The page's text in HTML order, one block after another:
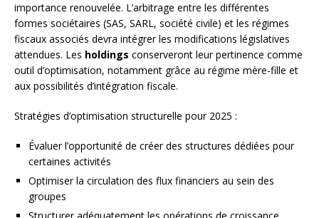
importance renouvelée. L’arbitrage entre les différentes
formes sociétaires (SAS, SARL, société civile) et les régimes
fiscaux associés devra intégrer les modifications législatives
attendues. Les holdings conserveront leur pertinence comme
outil d’optimisation, notamment grâce au régime mère-fille et
aux possibilités d’intégration fiscale.
Stratégies d’optimisation structurelle pour 2025 :
Évaluer l’opportunité de créer des structures dédiées pour
certaines activités
Optimiser la circulation des flux financiers au sein des
groupes